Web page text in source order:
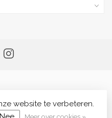
- Your Skincare Shop
website te verbeteren.